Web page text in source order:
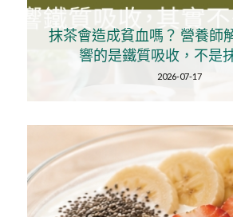
抹茶會造成貧血嗎？ 營養師
響的是鐵質吸收，不是
2026-07-17